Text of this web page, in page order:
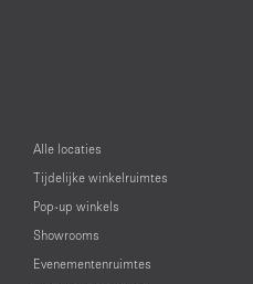
Alle locaties
Tijdelijke winkelruimtes
Pop-up winkels
Showrooms
Evenementenruimtes